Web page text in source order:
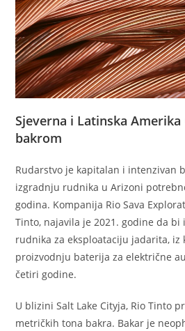
Sjeverna i Latinska
bakrom
Rudarstvo je kapitalan i intenzivan
izgradnju rudnika u Arizoni
godina. Kompanija Rio Sava
Tinto, najavila je 2021. godine da
rudnika za eksploataciju jadarita, iz
proizvodnju baterija za električne
četiri godine.
U blizini Salt Lake Cityja, Rio Tinto
metričkih tona bakra. Bakar je